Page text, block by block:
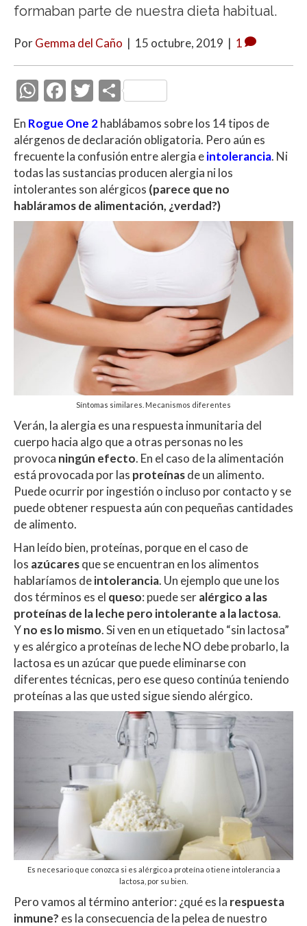
formaban parte de nuestra dieta habitual.
PorGemma del Caño | 15 octubre, 2019 | 1
W
at
s
A
p
p
F
e
b
o
o
k
T
w
itt
er
C
o
m
p
ar
ti
r
En Rogue One 2hablábamos sobre los 14 tipos de
alérgenos de declaración obligatoria. Pero aún es
frecuente la confusión entre alergia eintolerancia. Ni
todas las sustancias producen alergia ni los
intolerantes son alérgicos (parece que no
habláramos de alimentación, ¿verdad?)
Síntomas similares. Mecanismos diferentes
Verán, la alergia es una respuesta inmunitaria del
cuerpo hacia algo que a otras personas no les
provoca ningún efecto. En el caso de la alimentación
está provocada por las proteínasde un alimento.
Puede ocurrir por ingestión o incluso por contacto y se
puede obtener respuesta aún con pequeñas cantidades
de alimento.
Han leído bien, proteínas, porque en el caso de
los azúcaresque se encuentran en los alimentos
hablaríamos deintolerancia. Un ejemplo que une los
dos términos es el queso: puede seralérgico a las
proteínas de la leche pero intolerante a la lactosa.
Yno es lo mismo. Si ven en un etiquetado “sin lactosa”
y es alérgico a proteínas de leche NO debe probarlo, la
lactosa es un azúcar que puede eliminarse con
diferentes técnicas, pero ese queso continúa teniendo
proteínas a las que usted sigue siendo alérgico.
Es necesario que conozca si es alérgico a proteína o tiene intolerancia a
lactosa, por su bien.
Pero vamos al término anterior: ¿qué es la respuesta
inmune? es la consecuencia de la pelea de nuestro